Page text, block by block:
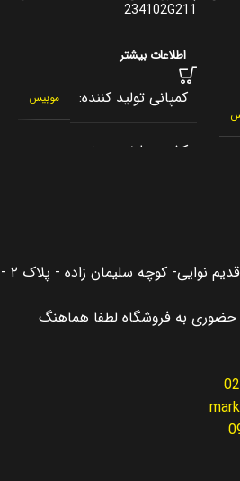
234102G211
اطلاعات بیشتر
کمپانی تولید کننده موبیس
کشور سازنده کره جنوبی
مناسب برای سال
تهران - خیابان ملت - کوچه قدیم نوایی- کوچه سلیمان زاده - پلاک ۲ -
حضوری به فروشگاه لطفا هماهنگ